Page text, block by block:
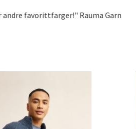
andre favorittfarger!" Rauma Garn